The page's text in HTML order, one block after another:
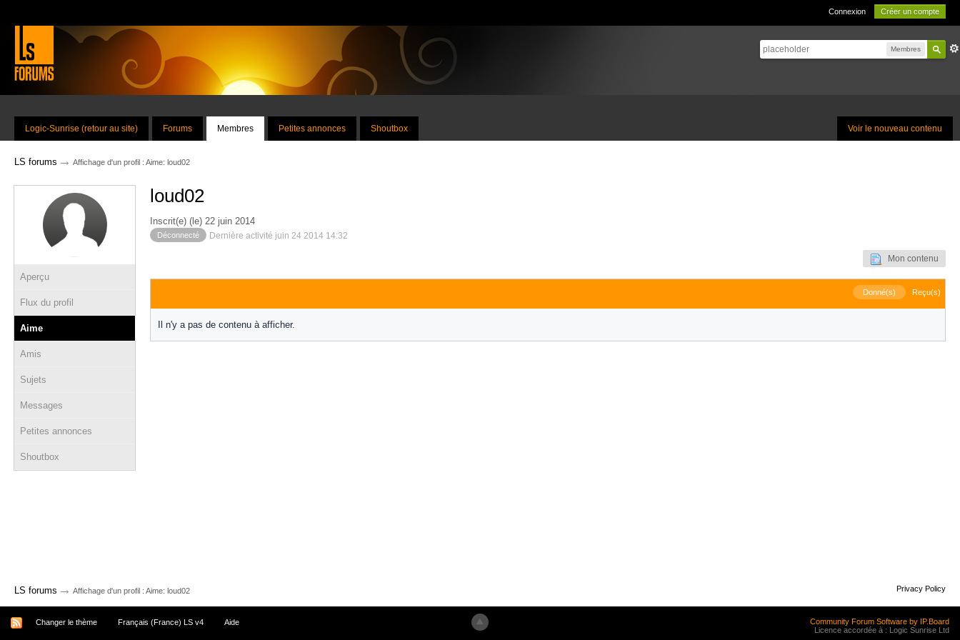
Connexion Créer un compte
Membres
Voir le nouveau contenu
Logic-Sunrise (retour au site) Forums Membres Petites annonces Shoutbox
LS forums → Affichage d'un profil : Aime: loud02
Aperçu
Flux du profil
Aime
Amis
Sujets
Messages
Petites annonces
Shoutbox
loud02
Inscrit(e) (le) 22 juin 2014
Déconnecté Dernière activité juin 24 2014 14:32
Mon contenu
Donné(s) Reçu(s)
Il n'y a pas de contenu à afficher.
LS forums → Affichage d'un profil : Aime: loud02 Privacy Policy
Changer le thème Français (France) LS v4 Aide
Community Forum Software by IP.Board
Licence accordée à : Logic Sunrise Ltd